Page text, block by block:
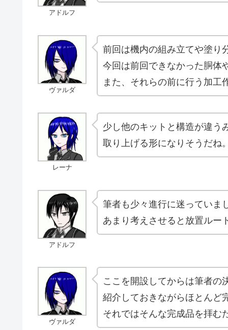
アドルフ
ヴァルダ
前回は機内の組み立てや塗り
今回は前回できなかった胴体
また、それらの前に行う加工
レーナ
少し他のキットと構造が違う
取り上げる形になりそうだね
アドルフ
筆者も少々進行に迷っていま
あまり考えさせると放置ルー
ヴァルダ
ここを開設してからは筆者の
紹介しておきながらほとんど
それではそんな完成品を拝む